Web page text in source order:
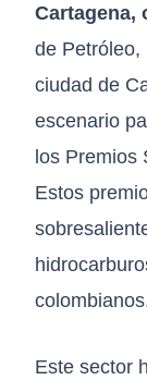
Cartagena,
de Petróleo,
ciudad de
escenario
los Premios
Estos
Este sector